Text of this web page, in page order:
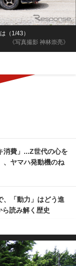
《写真撮影 神林崇亮》
（1/43）
消費」...Z世代の心を
、ヤマハ発動機のね
、「動力」はどう進
読み解く歴史